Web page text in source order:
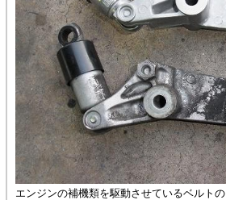
エンジンの補機類を駆動させているベルトの